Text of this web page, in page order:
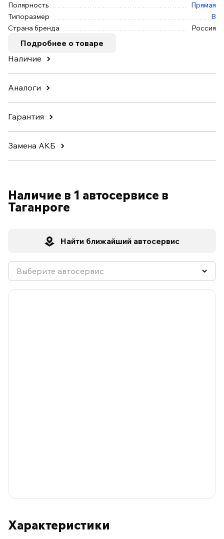
Полярность
Прямая
Типоразмер
B
Страна бренда
Россия
Подробнее о товаре
Наличие
Аналоги
Гарантия
Замена АКБ
Наличие в 1 автосервисе в
Таганроге
Найти ближайший автосервис
Характеристики